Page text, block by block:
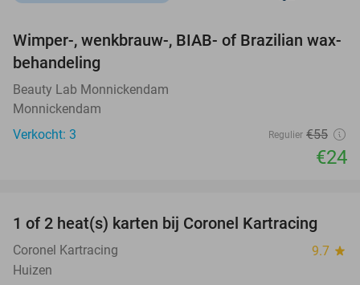
56%
NEW
TODAY
Wimper-, wenkbrauw-, BIAB- of Brazilian wax-
behandeling
Beauty Lab Monnickendam
Monnickendam
Verkocht: 3
Regulier €55
€24
23%
TODAY
1 of 2 heat(s) karten bij Coronel Kartracing
Coronel Kartracing 9.7 star
Huizen